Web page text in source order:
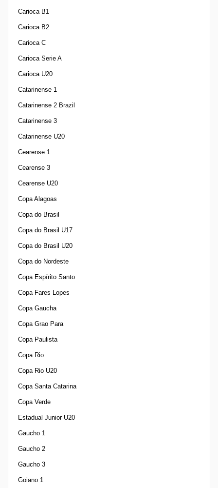
Carioca B1
Carioca B2
Carioca C
Carioca Serie A
Carioca U20
Catarinense 1
Catarinense 2 Brazil
Catarinense 3
Catarinense U20
Cearense 1
Cearense 3
Cearense U20
Copa Alagoas
Copa do Brasil
Copa do Brasil U17
Copa do Brasil U20
Copa do Nordeste
Copa Espírito Santo
Copa Fares Lopes
Copa Gaucha
Copa Grao Para
Copa Paulista
Copa Rio
Copa Rio U20
Copa Santa Catarina
Copa Verde
Estadual Junior U20
Gaucho 1
Gaucho 2
Gaucho 3
Goiano 1